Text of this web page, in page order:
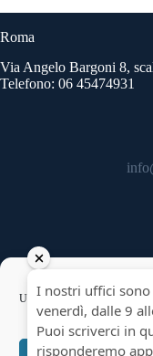
Usiamo cookie per ottimizzare
Roma
Via Angelo Bargoni 8,
Telefono: 06 45474931
Copyright © 2026 -